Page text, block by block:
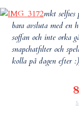
mkt
bara avsluta med en
soffan och inte orka
snapchatfilter och
kolla på dagen efter